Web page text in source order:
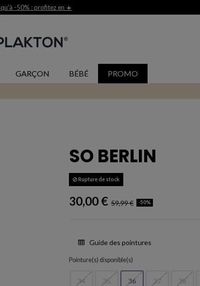
et retour gratuit 30j*
GARÇON BÉBÉ PROMO
SO BERLIN
Rupture de stock
30,00 € 59,99 € -50%
Guide des pointures
Pointure(s) disponible(s)
34 35 36 37 38